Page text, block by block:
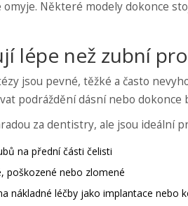
omyje. Některé modely dokonce
lépe než zubní
jsou pevné, těžké a často
podráždění dásní nebo dokonce
za dentistry, ale jsou ideální
na přední části čelisti
poškozené nebo zlomené
nákladné léčby jako implantace nebo